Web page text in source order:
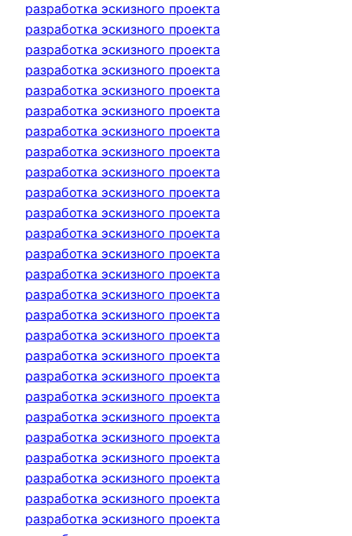
разработка эскизного проекта
разработка эскизного проекта
разработка эскизного проекта
разработка эскизного проекта
разработка эскизного проекта
разработка эскизного проекта
разработка эскизного проекта
разработка эскизного проекта
разработка эскизного проекта
разработка эскизного проекта
разработка эскизного проекта
разработка эскизного проекта
разработка эскизного проекта
разработка эскизного проекта
разработка эскизного проекта
разработка эскизного проекта
разработка эскизного проекта
разработка эскизного проекта
разработка эскизного проекта
разработка эскизного проекта
разработка эскизного проекта
разработка эскизного проекта
разработка эскизного проекта
разработка эскизного проекта
разработка эскизного проекта
разработка эскизного проекта